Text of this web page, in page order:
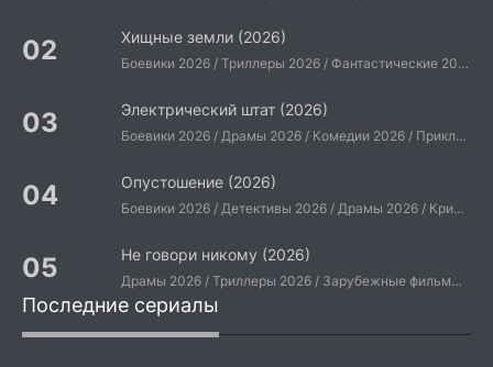
Хищные земли (2026)
Боевики 2026 / Триллеры 2026 / Фантастические 2026 / Зарубежные фильмы 2026 / Американские фильмы / Фильмы 2026
Электрический штат (2026)
Боевики 2026 / Драмы 2026 / Комедии 2026 / Приключения 2026 / Фантастические 2026 / Зарубежные фильмы 2026 / Американские фильмы / Фильмы 2026
Опустошение (2026)
Боевики 2026 / Детективы 2026 / Драмы 2026 / Криминальные фильмы 2026 / Триллеры 2026 / Зарубежные фильмы 2026 / Американские фильмы / Фильмы 2026
Не говори никому (2026)
Драмы 2026 / Триллеры 2026 / Зарубежные фильмы 2026 / Американские фильмы / Фильмы 2026
Последние сериалы